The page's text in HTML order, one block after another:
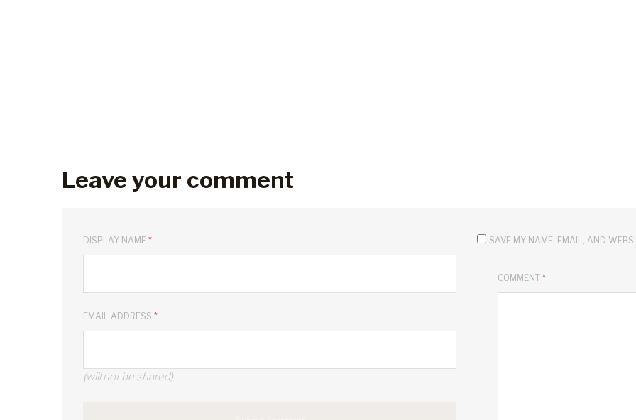
Leave your comment
DISPLAY NAME *
EMAIL ADDRESS *
(will not be shared)
SAVE MY NAME, EMAIL, AND
COMMENT *